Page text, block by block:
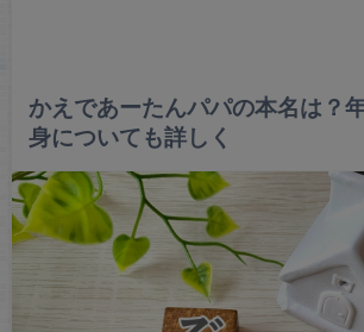
かえであーたんパパの本名は？
身についても詳しく